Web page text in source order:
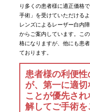
り多くの患者様に適正価格
手術」を受けていただける
レンズによるレーザー白内
からご案内しています。こ
格になりますが、他にも患
ております。
患者様の利便
が、第一に適切
ことが優先さ
解してご手術を